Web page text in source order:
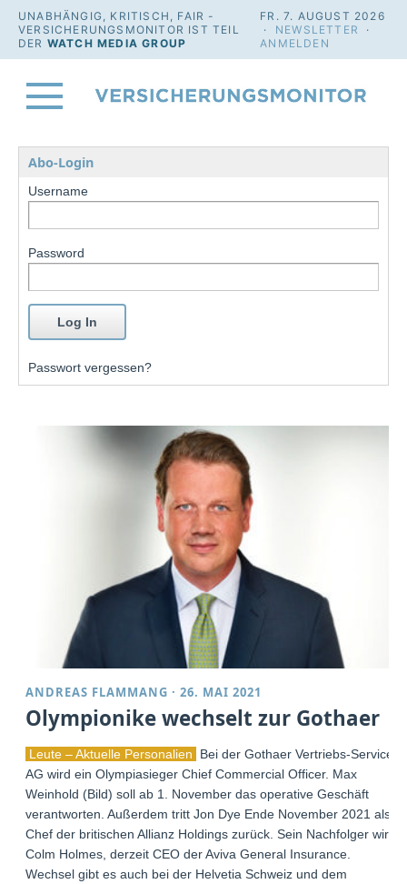
UNABHÄNGIG, KRITISCH, FAIR -
VERSICHERUNGSMONITOR IST TEIL
DER WATCH MEDIA GROUP
FR. 7. AUGUST 2026
· NEWSLETTER
·
ANMELDEN
Abo-Login
Username
Password
Passwort vergessen?
ANDREAS FLAMMANG ·26. MAI 2021
Olympionike wechselt zur Gothaer
Leute – Aktuelle Personalien
Bei der Gothaer Vertriebs-Service
AG wird ein Olympiasieger Chief Commercial Officer. Max
Weinhold (Bild) soll ab 1. November das operative Geschäft
verantworten. Außerdem tritt Jon Dye Ende November 2021 als
Chef der britischen Allianz Holdings zurück. Sein Nachfolger wird
Colm Holmes, derzeit CEO der Aviva General Insurance.
Wechsel gibt es auch bei der Helvetia Schweiz und dem